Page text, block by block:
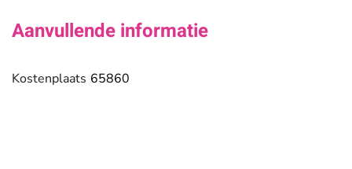
Aanvullende informatie
Kostenplaats 65860